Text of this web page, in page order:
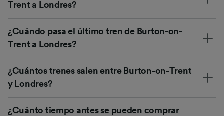
Trent a Londres?
¿Cuándo pasa el último tren de Burton-on-
Trent a Londres?
¿Cuántos trenes salen entre Burton-on-Trent
y Londres?
¿Cuánto tiempo antes se pueden comprar